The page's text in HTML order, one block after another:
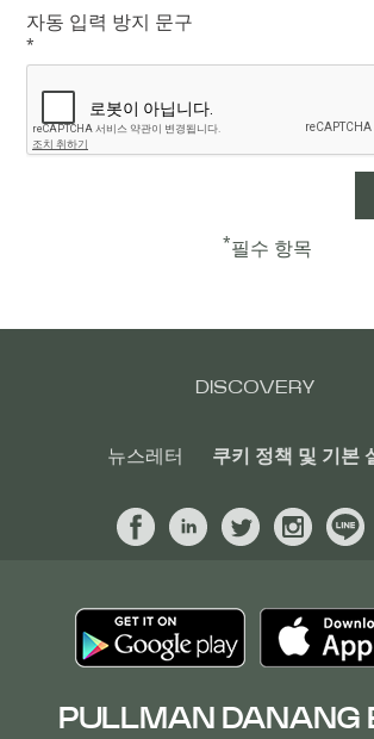
자동 입력 방지 문구
*
*필수 항목
DISCOVERY
뉴스레터 쿠키 정책 및 기본
PULLMAN DANANG